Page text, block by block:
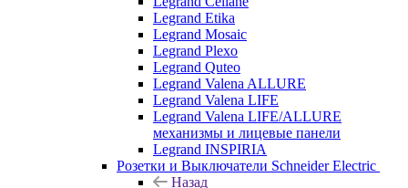
Legrand Etika
Legrand Mosaic
Legrand Plexo
Legrand Quteo
Legrand Valena ALLURE
Legrand Valena LIFE
Legrand Valena LIFE/ALLURE
механизмы и лицевые панели
Legrand INSPIRIA
Розетки и Выключатели Schneider Electric
Назад